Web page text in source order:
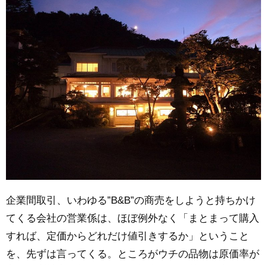
企業間取引、いわゆる”B&B”の商売をしようと持ちかけ
てくる会社の営業係は、ほぼ例外なく「まとまって購入
すれば、定価からどれだけ値引きするか」ということ
を、先ずは言ってくる。ところがウチの品物は原価率が